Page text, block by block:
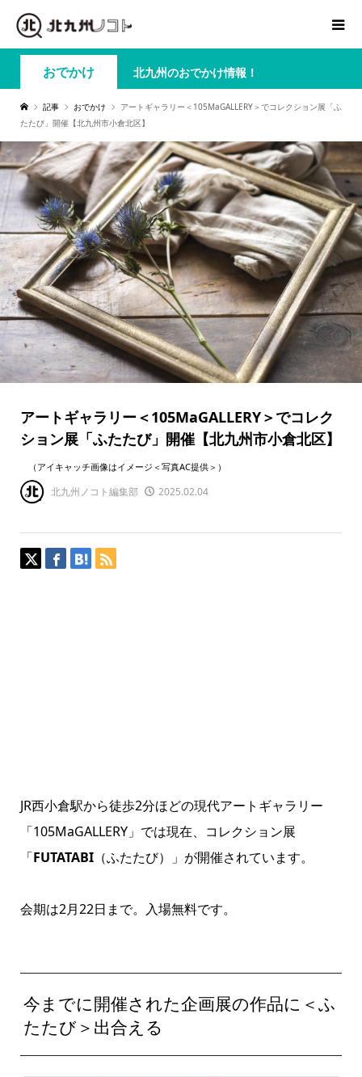
おでかけ 北九州のおでかけ情報！
記事 おでかけ
アートギャラリー＜105MaGALLERY＞でコレクション展「ふ
たたび」開催【北九州市小倉北区】
アートギャラリー＜105MaGALLERY＞でコレク
ション展「ふたたび」開催【北九州市小倉北区】
（アイキャッチ画像はイメージ＜写真AC提供＞）
北九州ノコト編集部 2025.02.04
JR西小倉駅から徒歩2分ほどの現代アートギャラリー
「105MaGALLERY」では現在、コレクション展
「FUTATABI（ふたたび）」が開催されています。
会期は2月22日まで。入場無料です。
今までに開催された企画展の作品に＜ふ
たたび＞出合える